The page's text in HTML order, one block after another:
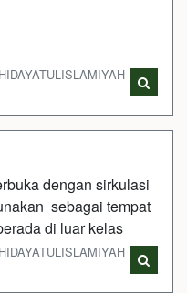
dengan sirkulasi
sebagai tempat
di luar kelas